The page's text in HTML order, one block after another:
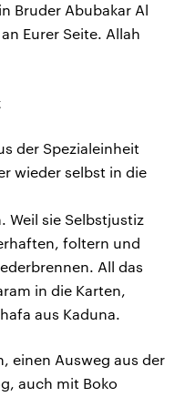
Bruder Abubakar Al
Eurer Seite. Allah
der Spezialeinheit
wieder selbst in die
Weil sie Selbstjustiz
foltern und
All das
in die Karten,
aus Kaduna.
einen Ausweg aus der
auch mit Boko